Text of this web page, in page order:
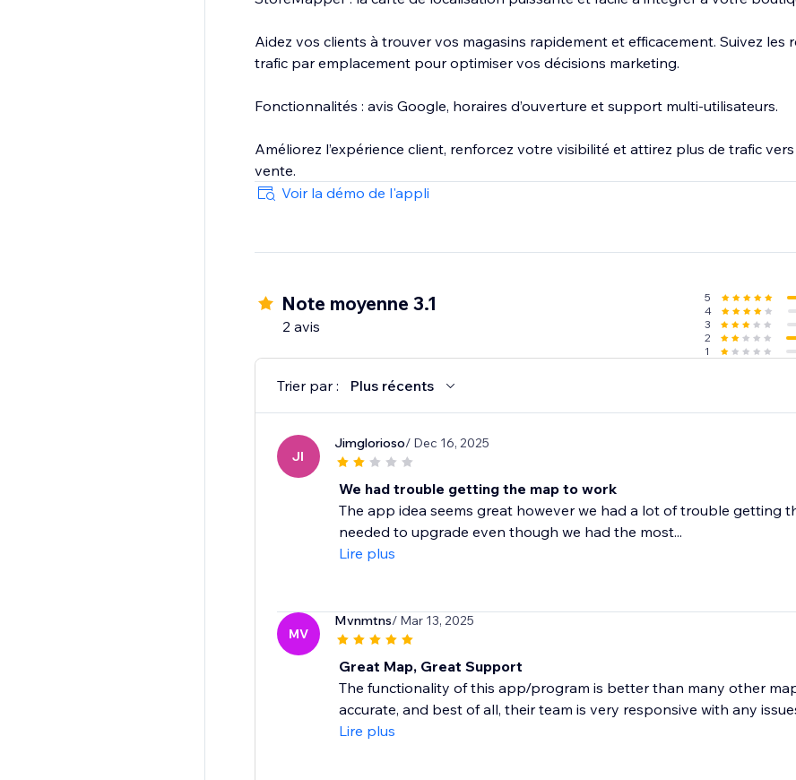
Aidez vos clients à trouver vos magasins rapidement et efficacement. Suivez les
trafic par emplacement pour optimiser vos décisions marketing.
Fonctionnalités : avis Google, horaires d’ouverture et support multi-utilisateurs.
Améliorez l’expérience client, renforcez votre visibilité et attirez plus de trafic
vente.
Voir la démo de l'appli
Note moyenne 3.1
2 avis
5
4
3
2
1
Trier par : Plus récents
JI
Jimglorioso/ Dec 16, 2025
We had trouble getting the map to work
The app idea seems great however we had a lot of trouble getting
needed to upgrade even though we had the most...
Lire plus
MV
Mvnmtns/ Mar 13, 2025
Great Map, Great Support
The functionality of this app/program is better than many other
accurate, and best of all, their team is very responsive with any
Lire plus